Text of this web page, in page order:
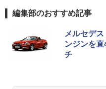
編集部のおすすめ記事
メルセデ
ンジンを
チ